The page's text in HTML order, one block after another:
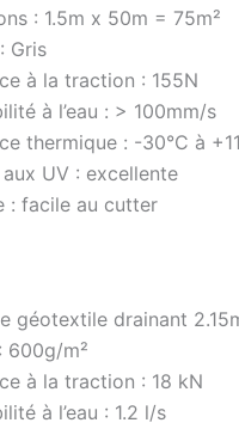
: 1.5m x 50m = 75m²
Gris
à la traction : 155N
à l’eau : > 100mm/s
thermique : -30°C à
UV : excellente
: facile au cutter
géotextile drainant
600g/m²
à la traction : 18 kN
à l’eau : 1.2 l/s